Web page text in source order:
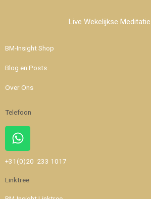
Live Wekelijkse Meditatie
BM-Insight Shop
Blog en Posts
Over Ons
Telefoon
Whatsapp
+31(0)20 233 1017
Linktree